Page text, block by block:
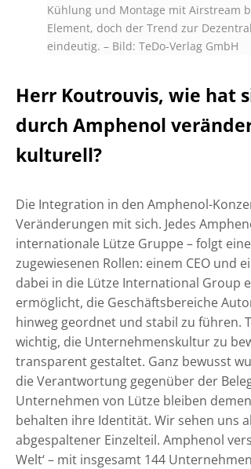
Kühlung und Montage mit Airstream
Element, doch der Trend zur
eindeutig. – Bild: TeDo-Verlag GmbH
Herr Koutrouvis, wie hat
durch Amphenol
kulturell?
Die Integration in den Amphenol-
Veränderungen mit sich. Jedes
internationale Lütze Gruppe – folgt
zugewiesenen Rollen: einem CEO und
dabei in die Lütze International Group
ermöglicht, die Geschäftsbereiche
hinweg geordnet und stabil zu führen.
wichtig, die Unternehmenskultur zu
transparent gestaltet. Ganz bewusst
die Verantwortung gegenüber der
Unternehmen von Lütze bleiben
behalten ihre Identität. Wir sehen uns
abgespaltener Einzelteil. Amphenol
Welt‘ – mit insgesamt 144